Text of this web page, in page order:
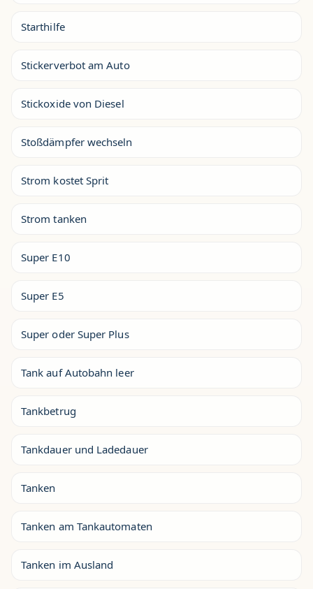
Starthilfe
Stickerverbot am Auto
Stickoxide von Diesel
Stoßdämpfer wechseln
Strom kostet Sprit
Strom tanken
Super E10
Super E5
Super oder Super Plus
Tank auf Autobahn leer
Tankbetrug
Tankdauer und Ladedauer
Tanken
Tanken am Tankautomaten
Tanken im Ausland